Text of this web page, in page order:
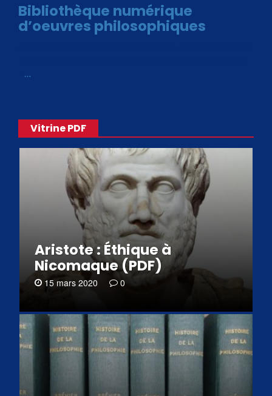
Bibliothèque numérique
d’oeuvres philosophiques
…
Vitrine PDF
Aristote : Éthique à
Nicomaque (PDF)
15 mars 2020 0